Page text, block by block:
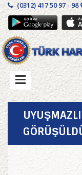
(0312) 417 50 97 - 98